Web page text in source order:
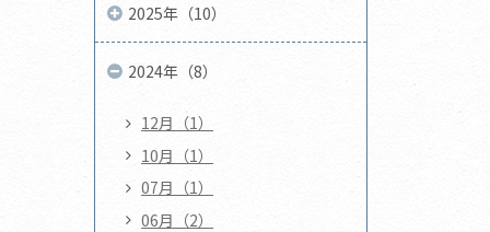
2025年（10）
2024年（8）
12月（1）
10月（1）
07月（1）
06月（2）